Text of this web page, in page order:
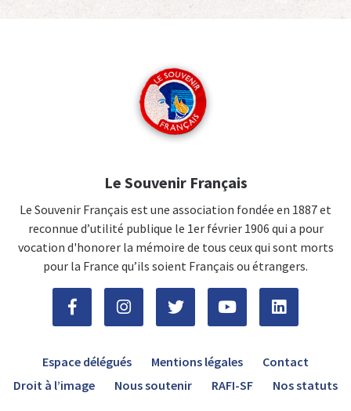
Le Souvenir Français
Le Souvenir Français est une association fondée en 1887 et
reconnue d’utilité publique le 1er février 1906 qui a pour
vocation d'honorer la mémoire de tous ceux qui sont morts
pour la France qu’ils soient Français ou étrangers.
Espace délégués Mentions légales
Contact
Droit à l’image
Nous soutenir RAFI-SF Nos statuts